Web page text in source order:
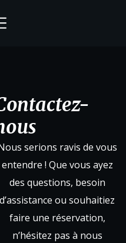
serions ravis de vous
entendre ! Que vous ayez
des questions, besoin
d’assistance ou souhaitiez
faire une réservation,
n’hésitez pas à nous